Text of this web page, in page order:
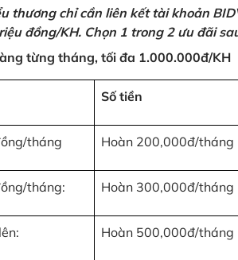
thương chỉ cần liên kết tài khoản
đồng/KH. Chọn 1 trong 2 ưu đãi
từng tháng, tối đa 1.000.000đ/KH
Số tiền
tháng Hoàn 200,000đ/tháng
tháng: Hoàn 300,000đ/tháng
Hoàn 500,000đ/tháng